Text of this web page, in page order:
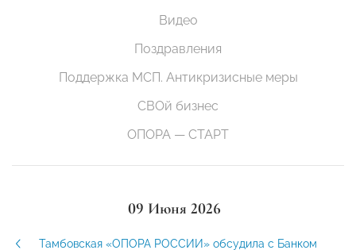
Видео
Поздравления
Поддержка МСП. Антикризисные меры
СВОй бизнес
ОПОРА — СТАРТ
09 Июня 2026
Тамбовская «ОПОРА РОССИИ» обсудила с Банком